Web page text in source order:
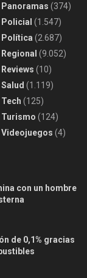
Panoramas (374)
Policial (1.547)
Política (2.687)
Regional (9.052)
Reviews (10)
Salud (1.119)
Tech (125)
Turismo (124)
Videojuegos (4)
con un hombre
de 0,1% gracias